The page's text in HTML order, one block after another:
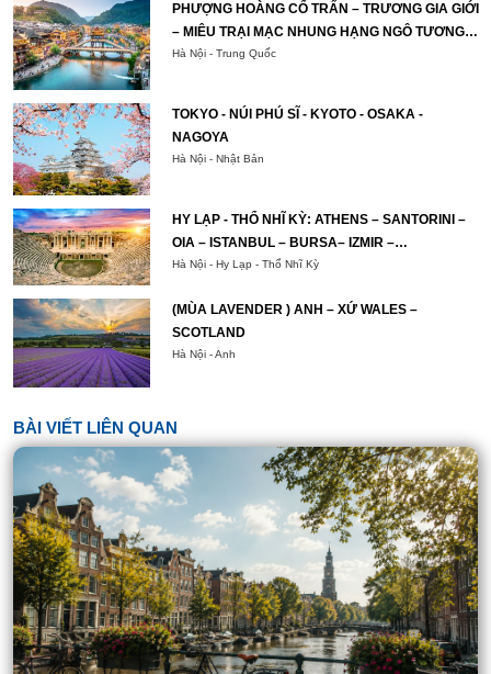
PHƯỢNG HOÀNG CỔ TRẤN – TRƯƠNG GIA GIỚI
– MIÊU TRẠI MẠC NHUNG HẠNG NGÔ TƯƠNG
TÂY
Hà Nội - Trung Quốc
TOKYO - NÚI PHÚ SĨ - KYOTO - OSAKA -
NAGOYA
Hà Nội - Nhật Bản
HY LẠP - THỔ NHĨ KỲ: ATHENS – SANTORINI –
OIA – ISTANBUL – BURSA– IZMIR –
PAMUKKALE – CAPPADOCIA – ISTANBUL
Hà Nội - Hy Lạp - Thổ Nhĩ Kỳ
(MÙA LAVENDER ) ANH – XỨ WALES –
SCOTLAND
Hà Nội - Anh
BÀI VIẾT LIÊN QUAN